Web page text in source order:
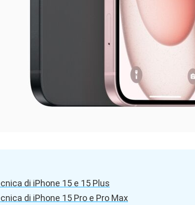
di iPhone 15 e 15 Plus
di iPhone 15 Pro e Pro Max